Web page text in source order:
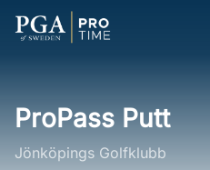
ProPass Putt
Jönköpings Golfklubb